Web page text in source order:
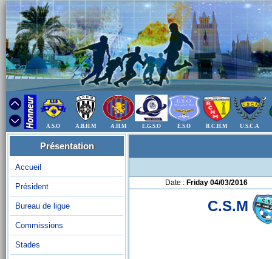
A.S.O A.B.H.M A.H.M E.G.S.O E.S.O R.C.H.M U.S.C.A
Présentation
Accueil
Président
Bureau de ligue
Commissions
Stades
Date : Friday 04/03/2016
C.S.M